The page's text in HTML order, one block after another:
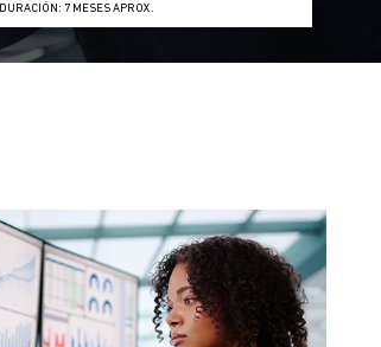
DURACIÓN: 7 MESES APROX.